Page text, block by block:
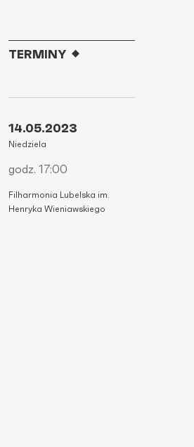
TERMINY
14.05.2023
Niedziela
godz. 17:00
Filharmonia Lubelska im.
Henryka Wieniawskiego